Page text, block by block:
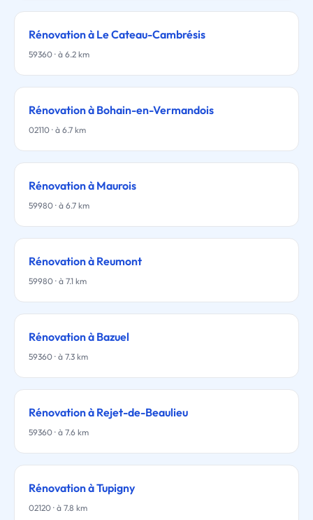
Rénovation à Le Cateau-Cambrésis
59360 · à 6.2 km
Rénovation à Bohain-en-Vermandois
02110 · à 6.7 km
Rénovation à Maurois
59980 · à 6.7 km
Rénovation à Reumont
59980 · à 7.1 km
Rénovation à Bazuel
59360 · à 7.3 km
Rénovation à Rejet-de-Beaulieu
59360 · à 7.6 km
Rénovation à Tupigny
02120 · à 7.8 km